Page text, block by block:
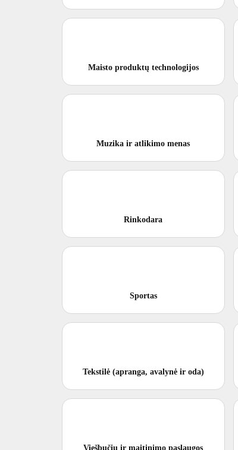
Maisto produktų technologijos
Muzika ir atlikimo menas
Rinkodara
Sportas
Tekstilė (apranga, avalynė ir oda)
Viešbučių ir maitinimo paslaugos